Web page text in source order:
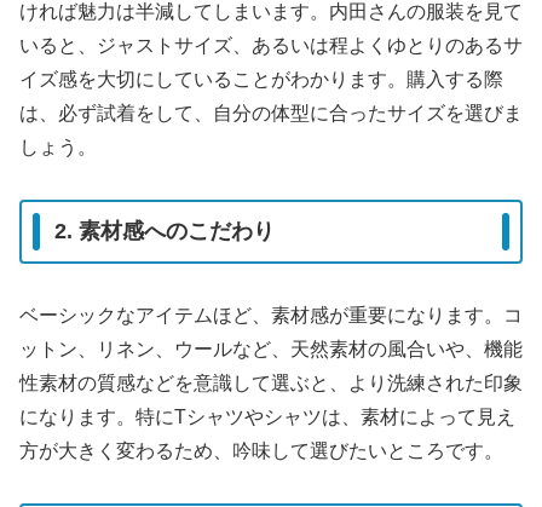
ければ魅力は半減してしまいます。内田さんの服装を見て
いると、ジャストサイズ、あるいは程よくゆとりのあるサ
イズ感を大切にしていることがわかります。購入する際
は、必ず試着をして、自分の体型に合ったサイズを選びま
しょう。
2. 素材感へのこだわり
ベーシックなアイテムほど、素材感が重要になります。コ
ットン、リネン、ウールなど、天然素材の風合いや、機能
性素材の質感などを意識して選ぶと、より洗練された印象
になります。特にTシャツやシャツは、素材によって見え
方が大きく変わるため、吟味して選びたいところです。